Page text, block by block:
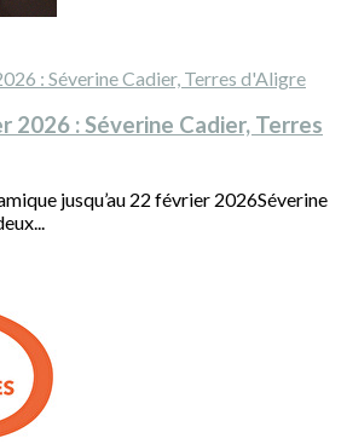
2026 : Séverine Cadier, Terres
jusqu’au 22 février 2026Séverine